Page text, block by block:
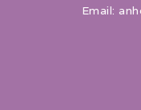
Email: